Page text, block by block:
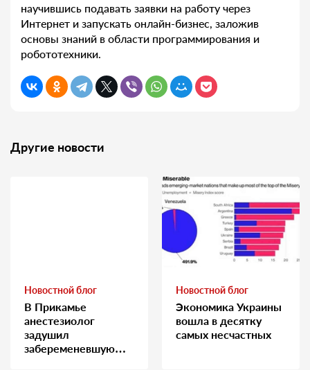
научившись подавать заявки на работу через
Интернет и запускать онлайн-бизнес, заложив
основы знаний в области программирования и
робототехники.
Другие новости
Новостной блог
В Прикамье
анестезиолог
задушил
забеременевшую
Новостной блог
Экономика Украины
вошла в десятку
самых несчастных